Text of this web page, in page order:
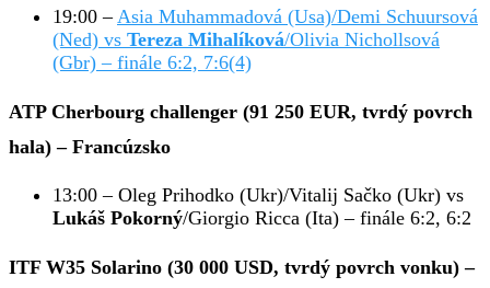
19:00 – Asia Muhammadová (Usa)/Demi Schuursová
(Ned) vs Tereza Mihalíková/Olivia Nichollsová
(Gbr) – finále 6:2, 7:6(4)
ATP Cherbourg challenger (91 250 EUR, tvrdý povrch
hala) – Francúzsko
13:00 – Oleg Prihodko (Ukr)/Vitalij Sačko (Ukr) vs
Lukáš Pokorný/Giorgio Ricca (Ita) – finále 6:2, 6:2
ITF W35 Solarino (30 000 USD, tvrdý povrch vonku) –